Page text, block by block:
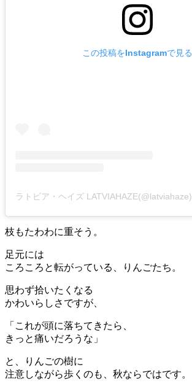
この投稿をInstagramで見る
枝もたわわに重そう。
足元には
ころころと転がっている、りんごたち。
思わず拾いたくなる
かわいらしさですが、
「これが頭に落ちてきたら、
きっと痛いだろうな」
と、りんごの樹に
注意しながら歩くのも、秋ならではです。